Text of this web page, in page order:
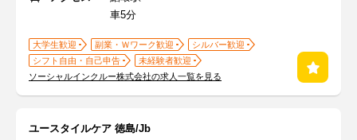
車5分
大学生歓迎 副業・Ｗワーク歓迎
シルバー歓迎
シフト自由・自己申告
未経験者歓迎
ソーシャルインクルー株式会社の求人一覧を見る
ユースタイルケア 徳島/Jb